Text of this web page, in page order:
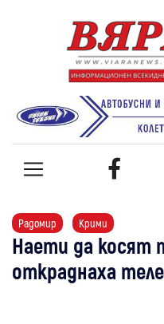
Радомир Крими
Наети да косят
откраднаха